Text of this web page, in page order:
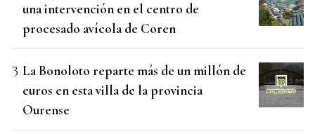
una intervención en el centro de
procesado avícola de Coren
La Bonoloto reparte más de un millón de
euros en esta villa de la provincia
Ourense